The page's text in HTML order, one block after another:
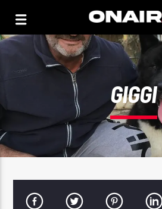
GIGGI